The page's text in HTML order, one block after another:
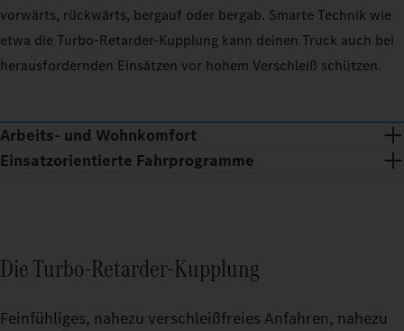
vorwärts, rückwärts, bergauf oder bergab. Smarte Technik wie
etwa die Turbo-Retarder-Kupplung kann deinen Truck auch bei
herausfordernden Einsätzen vor hohem Verschleiß schützen.
Arbeits- und Wohnkomfort
Einsatzorientierte Fahrprogramme
Die Turbo-Retarder-Kupplung
Feinfühliges, nahezu verschleißfreies Anfahren, nahezu